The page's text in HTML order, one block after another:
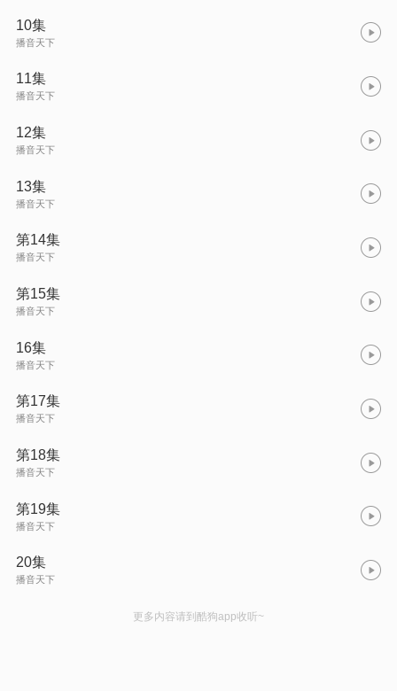
10集
播音天下
11集
播音天下
12集
播音天下
13集
播音天下
第14集
播音天下
第15集
播音天下
16集
播音天下
第17集
播音天下
第18集
播音天下
第19集
播音天下
20集
播音天下
更多内容请到酷狗app收听~